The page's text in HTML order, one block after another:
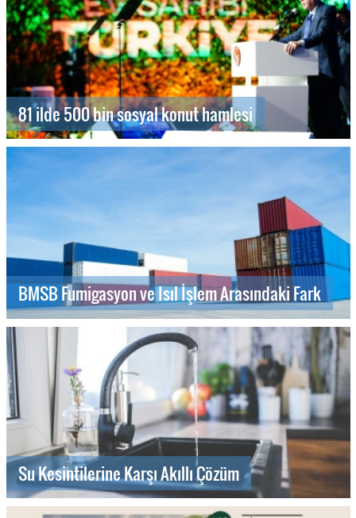
81 ilde 500 bin sosyal konut hamlesi
BMSB Fumigasyon ve Isıl İşlem Arasındaki Fark
Su Kesintilerine Karşı Akıllı Çözüm